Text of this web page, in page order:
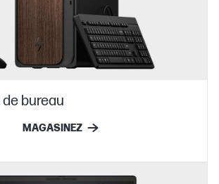
bureau
MAGASINEZ